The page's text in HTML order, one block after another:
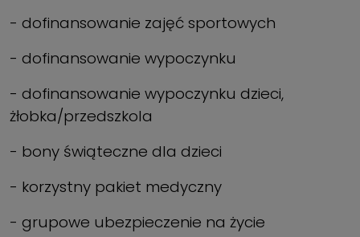
- dofinansowanie zajęć sportowych
- dofinansowanie wypoczynku
- dofinansowanie wypoczynku dzieci,
żłobka/przedszkola
- bony świąteczne dla dzieci
- korzystny pakiet medyczny
- grupowe ubezpieczenie na życie